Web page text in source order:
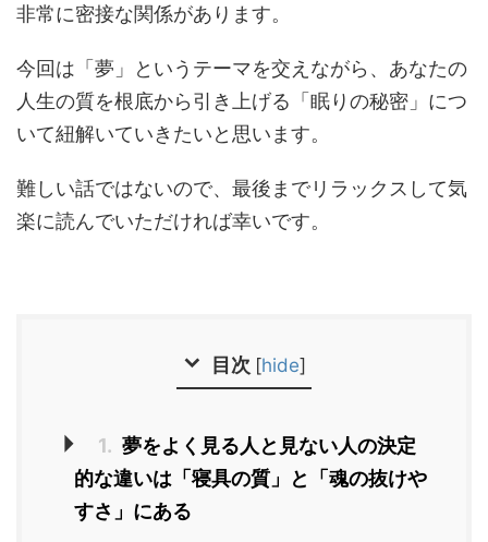
非常に密接な関係があります。
今回は「夢」というテーマを交えながら、あなたの
人生の質を根底から引き上げる「眠りの秘密」につ
いて紐解いていきたいと思います。
難しい話ではないので、最後までリラックスして気
楽に読んでいただければ幸いです。
目次 [hide]
1. 夢をよく見る人と見ない人の決定
的な違いは「寝具の質」と「魂の抜けや
すさ」にある